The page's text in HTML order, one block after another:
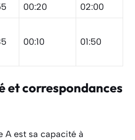
00:20
02:00
00:10 01:50
et correspondances
A est sa capacité à